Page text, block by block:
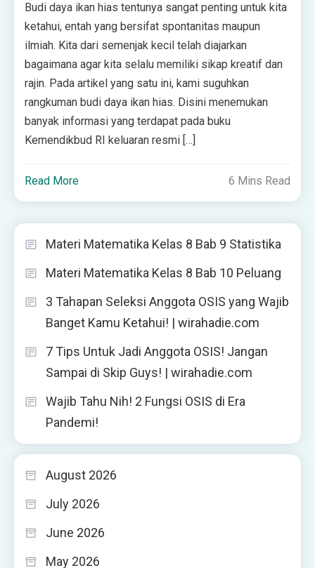
Budi daya ikan hias tentunya sangat penting untuk kita
ketahui, entah yang bersifat spontanitas maupun
ilmiah. Kita dari semenjak kecil telah diajarkan
bagaimana agar kita selalu memiliki sikap kreatif dan
rajin. Pada artikel yang satu ini, kami suguhkan
rangkuman budi daya ikan hias. Disini menemukan
banyak informasi yang terdapat pada buku
Kemendikbud RI keluaran resmi […]
Read More 6 Mins Read
Materi Matematika Kelas 8 Bab 9 Statistika
Materi Matematika Kelas 8 Bab 10 Peluang
3 Tahapan Seleksi Anggota OSIS yang Wajib
Banget Kamu Ketahui! | wirahadie.com
7 Tips Untuk Jadi Anggota OSIS! Jangan
Sampai di Skip Guys! | wirahadie.com
Wajib Tahu Nih! 2 Fungsi OSIS di Era
Pandemi!
August 2026
July 2026
June 2026
May 2026